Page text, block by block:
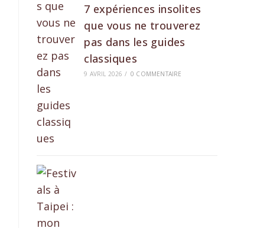
7 expériences insolites
que vous ne trouverez
pas dans les guides
classiques
9 AVRIL 2026 / 0 COMMENTAIRE